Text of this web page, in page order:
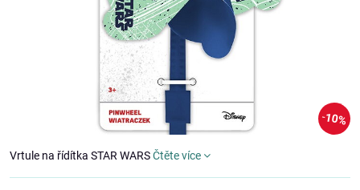
10%
Vrtule na řídítka STAR WARSČtěte více